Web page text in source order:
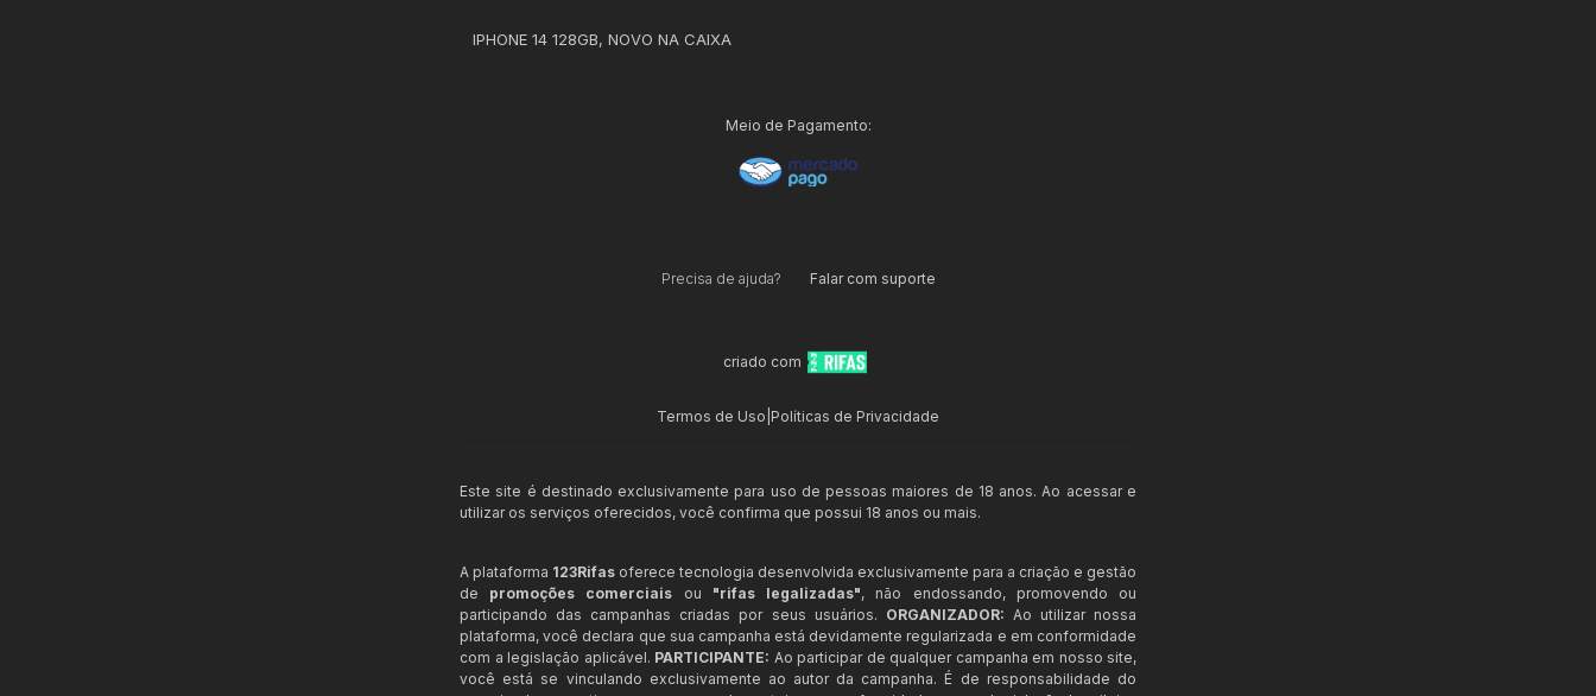
IPHONE 14 128GB, NOVO NA CAIXA
Meio de Pagamento:
Precisa de ajuda? Falar com suporte
criado com
Termos de Uso Políticas de Privacidade
Este site é destinado exclusivamente para uso de pessoas maiores de 18 anos. Ao acessar e
utilizar os serviços oferecidos, você confirma que possui 18 anos ou mais.
A plataforma 123Rifas oferece tecnologia desenvolvida exclusivamente para a criação e gestão
de promoções comerciais ou "rifas legalizadas", não endossando, promovendo ou
participando das campanhas criadas por seus usuários. ORGANIZADOR: Ao utilizar nossa
plataforma, você declara que sua campanha está devidamente regularizada e em conformidade
com a legislação aplicável. PARTICIPANTE: Ao participar de qualquer campanha em nosso site,
você está se vinculando exclusivamente ao autor da campanha. É de responsabilidade do